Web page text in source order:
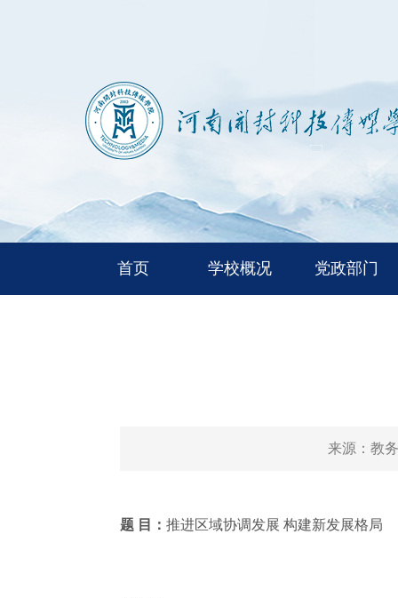
首页 学校概况 党政部门
来源： 教
题 目： 推进区域协调发展 构建新发展格局